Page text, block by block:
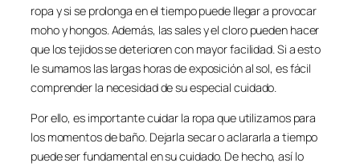
ropa y si se prolonga en el tiempo puede llegar a provocar
moho y hongos. Además, las sales y el cloro pueden hacer
que los tejidos se deterioren con mayor facilidad. Si a esto
le sumamos las largas horas de exposición al sol, es fácil
comprender la necesidad de su especial cuidado.
Por ello, es importante cuidar la ropa que utilizamos para
los momentos de baño. Dejarla secar o aclararla a tiempo
puede ser fundamental en su cuidado. De hecho, así lo